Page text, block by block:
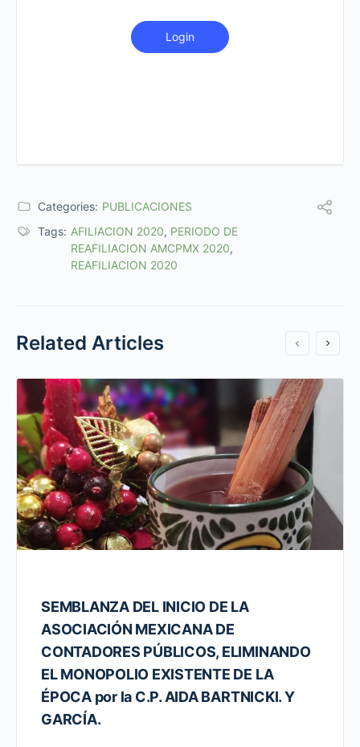
Login
Categories: PUBLICACIONES
Tags: AFILIACION 2020, PERIODO DE
REAFILIACION AMCPMX 2020,
REAFILIACION 2020
Related Articles
SEMBLANZA DEL INICIO DE LA
ASOCIACIÓN MEXICANA DE
CONTADORES PÚBLICOS, ELIMINANDO
EL MONOPOLIO EXISTENTE DE LA
ÉPOCA por la C.P. AIDA BARTNICKI. Y
GARCÍA.